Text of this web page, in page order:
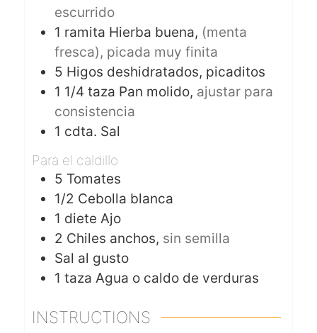
escurrido
1 ramita Hierba buena, (menta
fresca), picada muy finita
5 Higos deshidratados, picaditos
1 1/4 taza Pan molido, ajustar para
consistencia
1 cdta. Sal
Para el caldillo
5 Tomates
1/2 Cebolla blanca
1 diete Ajo
2 Chiles anchos, sin semilla
Sal al gusto
1 taza Agua o caldo de verduras
INSTRUCTIONS